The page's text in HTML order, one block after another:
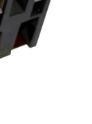
Щиты
диэлектрические